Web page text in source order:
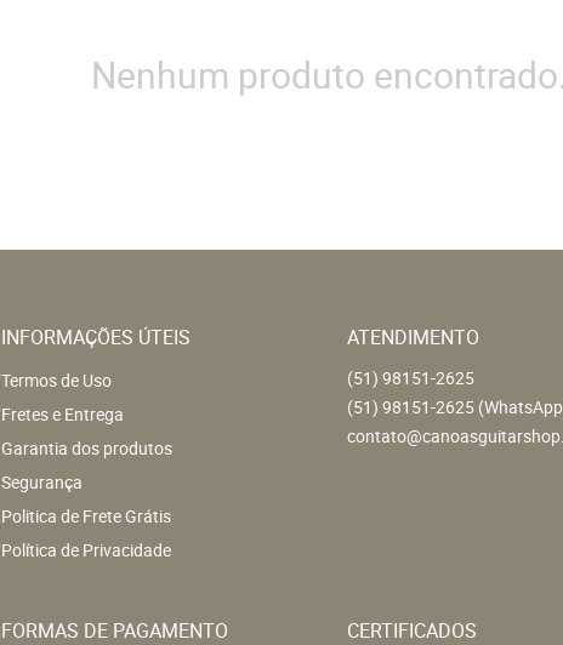
Nenhum produto encontrado.
INFORMAÇÕES ÚTEIS
Termos de Uso
Fretes e Entrega
Garantia dos produtos
Segurança
Politica de Frete Grátis
Política de Privacidade
ATENDIMENTO
(51) 98151-2625
(51) 98151-2625
FORMAS DE PAGAMENTO CERTIFICADOS